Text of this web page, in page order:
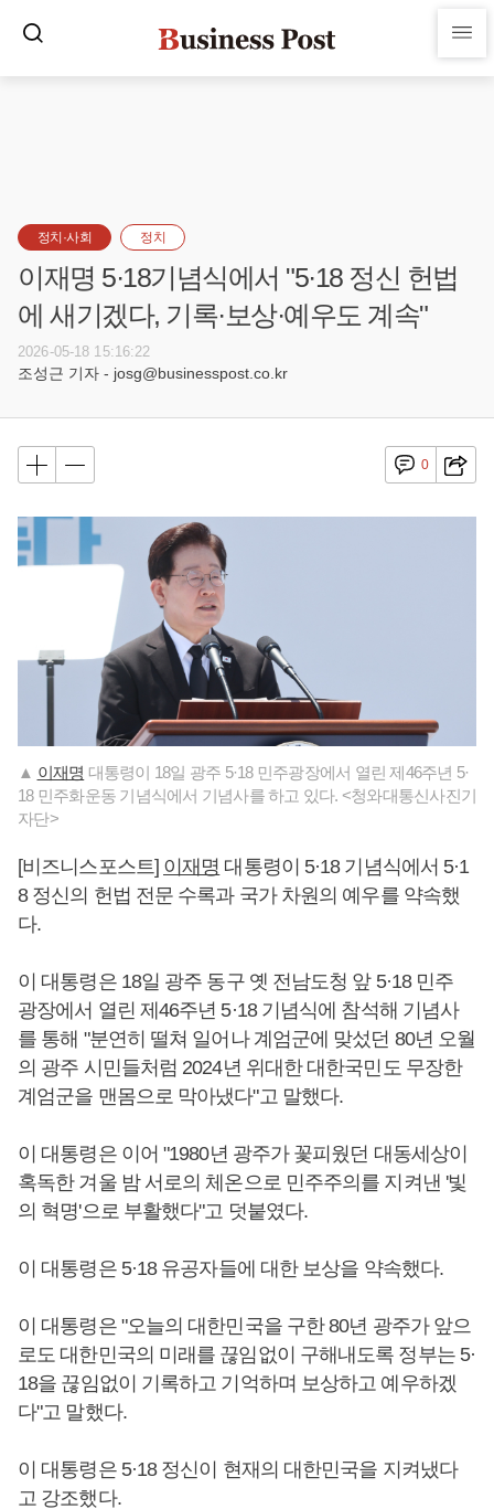
정치·사회 정치
이재명 5·18기념식에서 "5·18 정신 헌법
에 새기겠다, 기록·보상·예우도 계속"
2026-05-18 15:16:22
조성근 기자 - josg@businesspost.co.kr
0
▲ 이재명 대통령이 18일 광주 5·18 민주광장에서 열린 제46주년 5·
18 민주화운동 기념식에서 기념사를 하고 있다. <청와대통신사진기
자단>
[비즈니스포스트] 이재명 대통령이 5·18 기념식에서 5·1
8 정신의 헌법 전문 수록과 국가 차원의 예우를 약속했
다.
이 대통령은 18일 광주 동구 옛 전남도청 앞 5·18 민주
광장에서 열린 제46주년 5·18 기념식에 참석해 기념사
를 통해 "분연히 떨쳐 일어나 계엄군에 맞섰던 80년 오월
의 광주 시민들처럼 2024년 위대한 대한국민도 무장한
계엄군을 맨몸으로 막아냈다"고 말했다.
이 대통령은 이어 "1980년 광주가 꽃피웠던 대동세상이
혹독한 겨울 밤 서로의 체온으로 민주주의를 지켜낸 '빛
의 혁명'으로 부활했다"고 덧붙였다.
이 대통령은 5·18 유공자들에 대한 보상을 약속했다.
이 대통령은 "오늘의 대한민국을 구한 80년 광주가 앞으
로도 대한민국의 미래를 끊임없이 구해내도록 정부는 5·
18을 끊임없이 기록하고 기억하며 보상하고 예우하겠
다"고 말했다.
이 대통령은 5·18 정신이 현재의 대한민국을 지켜냈다
고 강조했다.